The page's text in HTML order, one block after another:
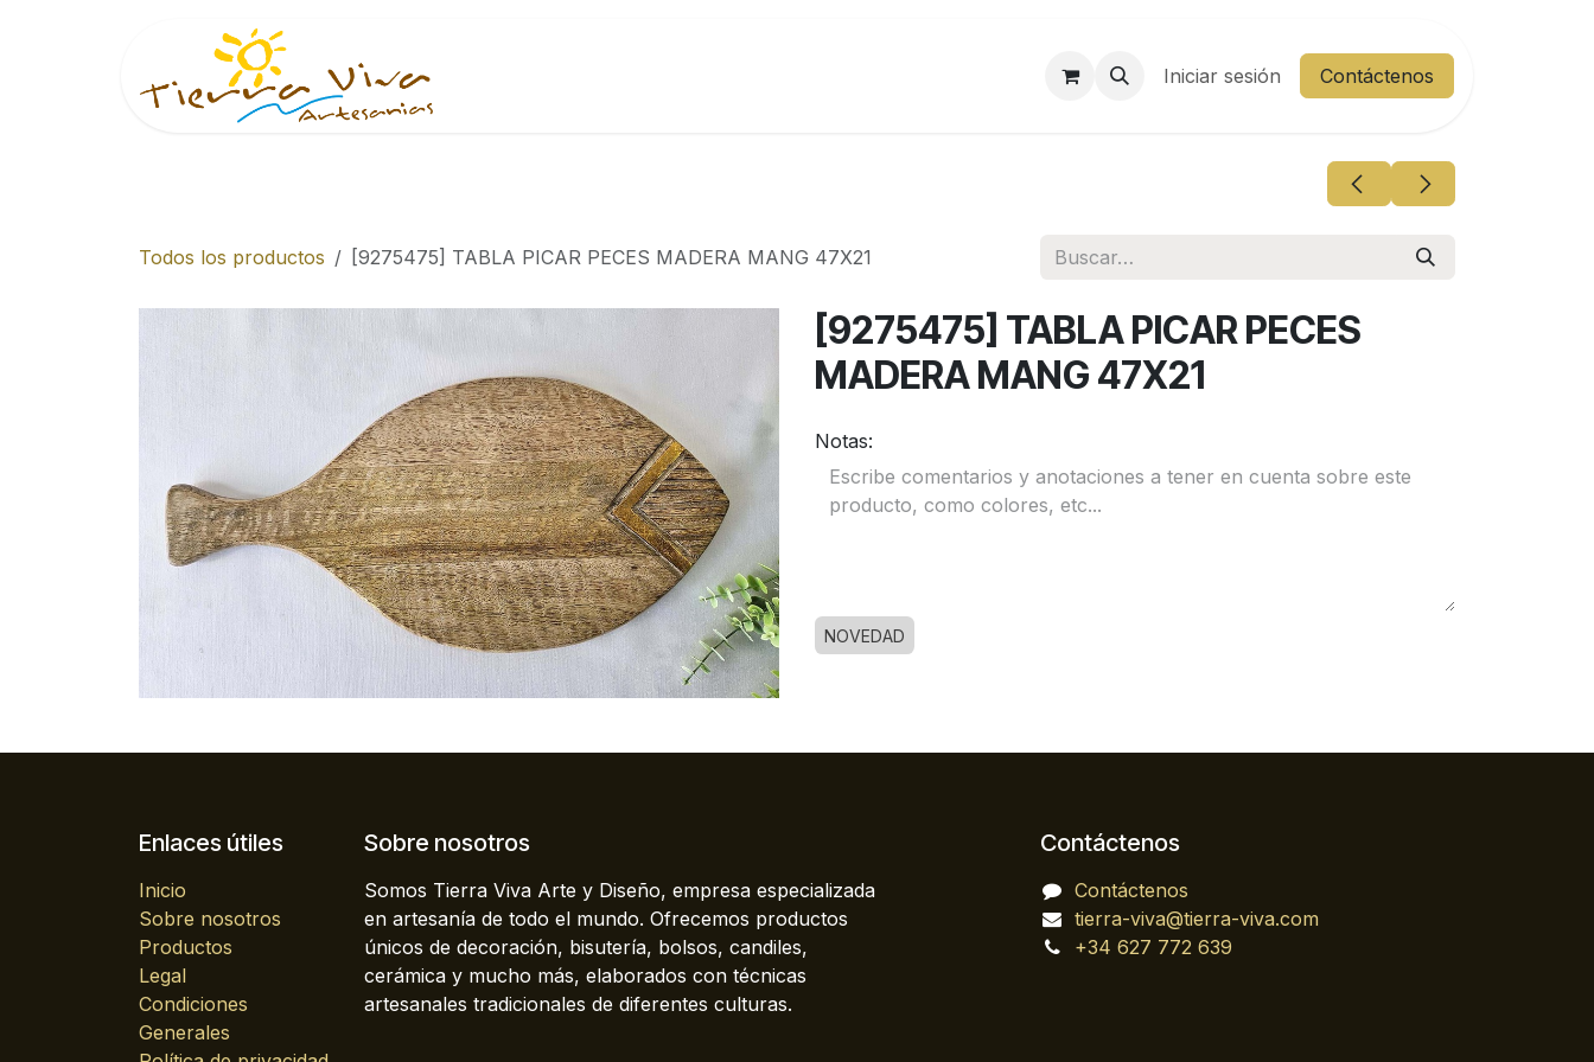
Preguntas Frecuentes Área Cliente
Iniciar sesión Contáctenos
Todos los productos [9275475] TABLA PICAR PECES MADERA MANG 47X21
[9275475] TABLA PICAR PECES
MADERA MANG 47X21
Notas:
NOVEDAD
Enlaces útiles
Inicio
Sobre nosotros
Productos
Legal
Condiciones
Generales
Sobre nosotros
Somos Tierra Viva Arte y Diseño, empresa especializada
en artesanía de todo el mundo. Ofrecemos productos
únicos de decoración, bisutería, bolsos, candiles,
cerámica y mucho más, elaborados con técnicas
artesanales tradicionales de diferentes culturas.
Contáctenos
Contáctenos
tierra-viva@tierra-viva.com
+34 627 772 639